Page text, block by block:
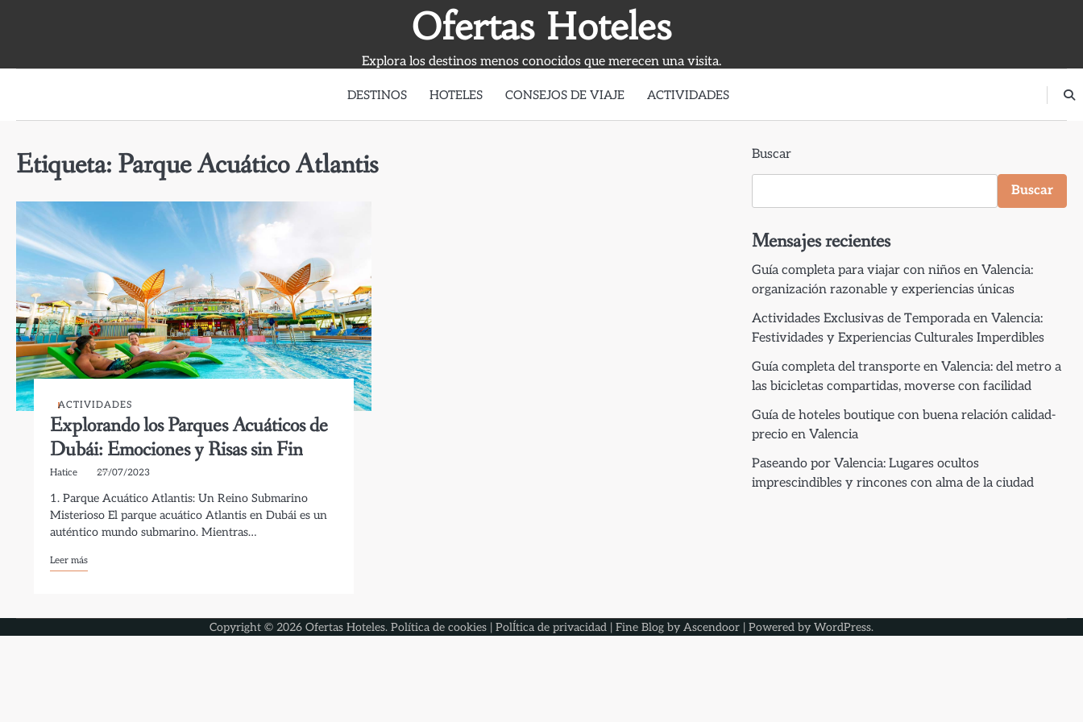
Ofertas Hoteles
Explora los destinos menos conocidos que merecen una visita.
DESTINOS HOTELES CONSEJOS DE VIAJE ACTIVIDADES
Etiqueta: Parque Acuático Atlantis
ACTIVIDADES
Explorando los Parques Acuáticos de
Dubái: Emociones y Risas sin Fin
Hatice 27/07/2023
1. Parque Acuático Atlantis: Un Reino Submarino
Misterioso El parque acuático Atlantis en Dubái es un
auténtico mundo submarino. Mientras…
Leer más
Buscar
Buscar
Mensajes recientes
Guía completa para viajar con niños en Valencia:
organización razonable y experiencias únicas
Actividades Exclusivas de Temporada en Valencia:
Festividades y Experiencias Culturales Imperdibles
Guía completa del transporte en Valencia: del metro a
las bicicletas compartidas, moverse con facilidad
Guía de hoteles boutique con buena relación calidad-
precio en Valencia
Paseando por Valencia: Lugares ocultos
imprescindibles y rincones con alma de la ciudad
Copyright © 2026 Ofertas Hoteles. Política de cookies | PolÍtica de privacidad | Fine Blog by Ascendoor | Powered by WordPress.